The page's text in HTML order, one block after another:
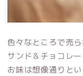
色々なところで売
サンド＆チョコレー
お味は想像通りと